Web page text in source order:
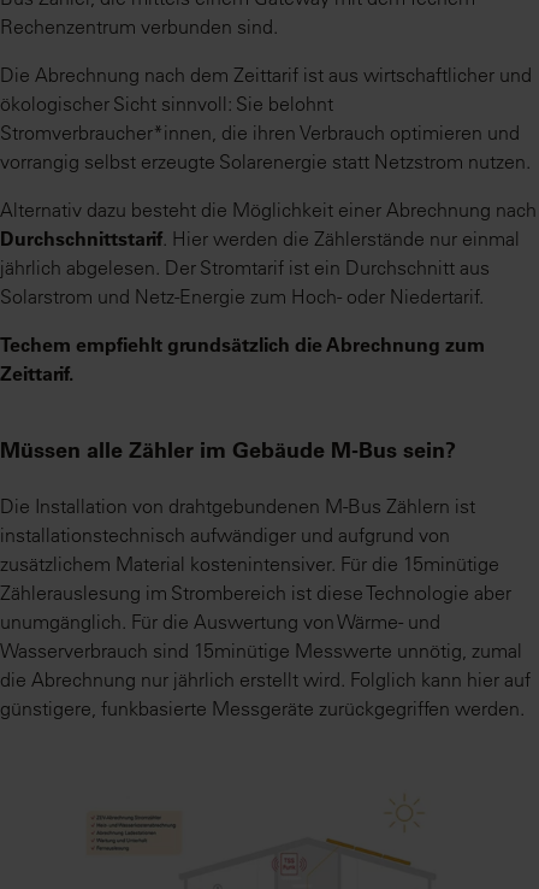
Rechenzentrum verbunden sind.
Die Abrechnung nach dem Zeittarif ist aus wirtschaftlicher und
ökologischer Sicht sinnvoll: Sie belohnt
Stromverbraucher*innen, die ihren Verbrauch optimieren und
vorrangig selbst erzeugte Solarenergie statt Netzstrom nutzen.
Alternativ dazu besteht die Möglichkeit einer Abrechnung nach
Durchschnittstarif. Hier werden die Zählerstände nur einmal
jährlich abgelesen. Der Stromtarif ist ein Durchschnitt aus
Solarstrom und Netz-Energie zum Hoch- oder Niedertarif.
Techem empfiehlt grundsätzlich die Abrechnung zum
Zeittarif.
Müssen alle Zähler im Gebäude M-Bus sein?
Die Installation von drahtgebundenen M-Bus Zählern ist
installationstechnisch aufwändiger und aufgrund von
zusätzlichem Material kostenintensiver. Für die 15minütige
Zählerauslesung im Strombereich ist diese Technologie aber
unumgänglich. Für die Auswertung von Wärme- und
Wasserverbrauch sind 15minütige Messwerte unnötig, zumal
die Abrechnung nur jährlich erstellt wird. Folglich kann hier auf
günstigere, funkbasierte Messgeräte zurückgegriffen werden.